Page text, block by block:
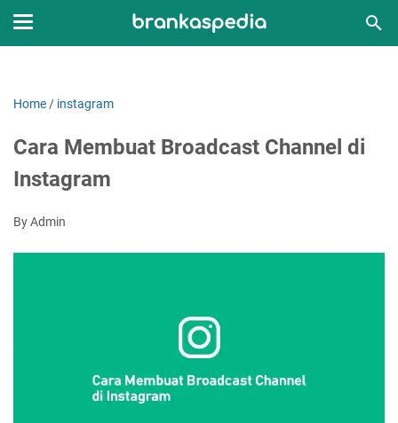
Home / instagram
Cara Membuat Broadcast Channel di
Instagram
By Admin